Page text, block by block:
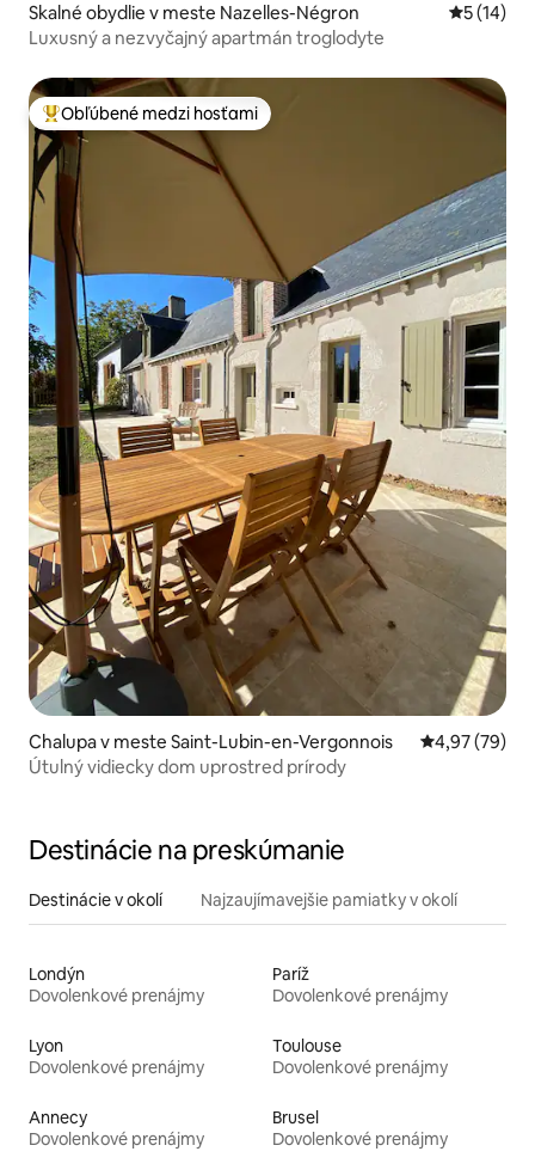
Skalné obydlie v meste Nazelles-Négron
5 (14)
Luxusný a nezvyčajný apartmán troglodyte
Najobľúbenejšie medzi hosťami
Obľúbené medzi hosťami
Chalupa v meste Saint-Lubin-en-Vergonnois Priemerné
4,97 (79)
Útulný vidiecky dom uprostred prírody
Destinácie na preskúmanie
Destinácie v okolí Najzaujímavejšie pamiatky v okolí
Londýn
Dovolenkové prenájmy
Paríž
Dovolenkové prenájmy
Lyon
Dovolenkové prenájmy
Toulouse
Dovolenkové prenájmy
Annecy
Dovolenkové prenájmy
Brusel
Dovolenkové prenájmy